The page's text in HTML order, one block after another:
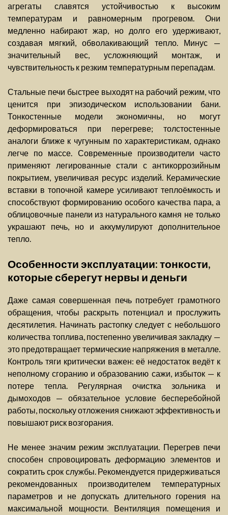
агрегаты славятся устойчивостью к высоким
температурам и равномерным прогревом. Они
медленно набирают жар, но долго его удерживают,
создавая мягкий, обволакивающий тепло. Минус —
значительный вес, усложняющий монтаж, и
чувствительность к резким температурным перепадам.
Стальные печи быстрее выходят на рабочий режим, что
ценится при эпизодическом использовании бани.
Тонкостенные модели экономичны, но могут
деформироваться при перегреве; толстостенные
аналоги ближе к чугунным по характеристикам, однако
легче по массе. Современные производители часто
применяют легированные стали с антикоррозийным
покрытием, увеличивая ресурс изделий. Керамические
вставки в топочной камере усиливают теплоёмкость и
способствуют формированию особого качества пара, а
облицовочные панели из натурального камня не только
украшают печь, но и аккумулируют дополнительное
тепло.
Особенности эксплуатации: тонкости,
которые сберегут нервы и деньги
Даже самая совершенная печь потребует грамотного
обращения, чтобы раскрыть потенциал и прослужить
десятилетия. Начинать растопку следует с небольшого
количества топлива, постепенно увеличивая закладку —
это предотвращает термические напряжения в металле.
Контроль тяги критически важен: её недостаток ведёт к
неполному сгоранию и образованию сажи, избыток — к
потере тепла. Регулярная очистка зольника и
дымоходов — обязательное условие бесперебойной
работы, поскольку отложения снижают эффективность и
повышают риск возгорания.
Не менее значим режим эксплуатации. Перегрев печи
способен спровоцировать деформацию элементов и
сократить срок службы. Рекомендуется придерживаться
рекомендованных производителем температурных
параметров и не допускать длительного горения на
максимальной мощности. Вентиляция помещения и